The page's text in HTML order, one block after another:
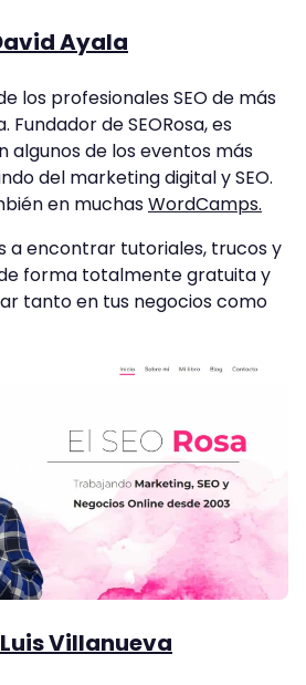
Ayala
los profesionales SEO de más
Fundador de SEORosa, es
algunos de los eventos más
del marketing digital y SEO.
en muchasWordCamps.
a encontrar tutoriales, trucos y
forma totalmente gratuita y
tanto en tus negocios como
Villanueva